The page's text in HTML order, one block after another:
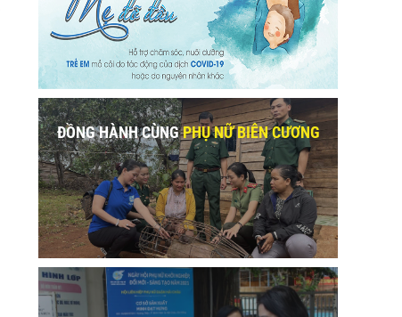
ĐỒNG HÀNH CÙNGPHỤ NỮ BIÊN CƯƠNG